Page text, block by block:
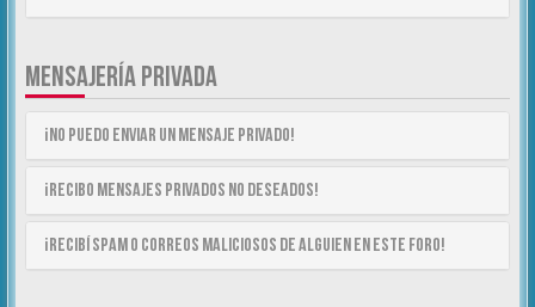
MENSAJERÍA PRIVADA
¡No puedo enviar un mensaje privado!
¡Recibo mensajes privados no deseados!
¡Recibí spam o correos maliciosos de alguien en este foro!